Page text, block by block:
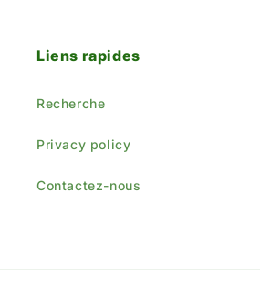
Liens rapides
Recherche
Privacy policy
Contactez-nous